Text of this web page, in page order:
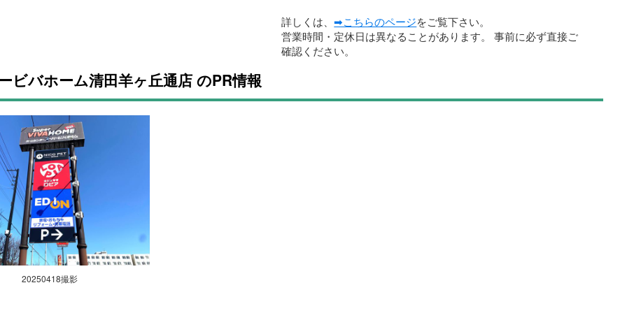
詳しくは、➡こちらのページをご覧下さい。
営業時間・定休日は異なることがあります。 事前に必ず直接ご
確認ください。
ビバホーム清田羊ヶ丘通店 のPR情報
20250418撮影